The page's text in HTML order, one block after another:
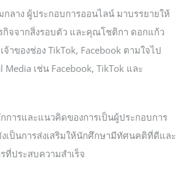
ลาง ผู้ประกอบการออนไลน์ มาบรรยายให้
กิจจากสิ่งรอบตัว และคุณโชติกา ดอกแก้ว
าของช่อง TikTok, Facebook ตามใจไป
เช่น Facebook, TikTok และ
การและแนวคิดของการเป็นผู้ประกอบการ
เป็นการส่งเสริมให้นักศึกษามีทัศนคติที่ดีและ
ที่ประสบความสำเร็จ